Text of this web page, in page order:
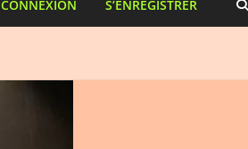
CONNEXION S’ENREGISTRER